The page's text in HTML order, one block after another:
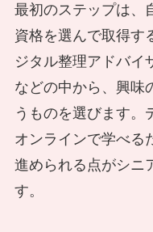
最初のステップは、
資格を選んで取得す
ジタル整理アドバイ
などの中から、興味
うものを選びます。
オンラインで学べる
進められる点がシニ
す。